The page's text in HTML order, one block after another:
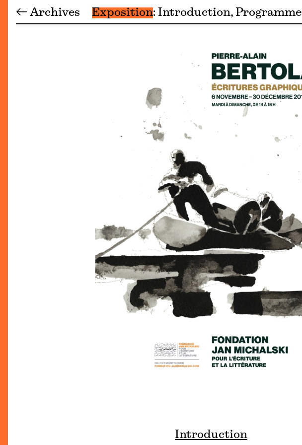
← Archives Exposition Introduction Programme
Introduction